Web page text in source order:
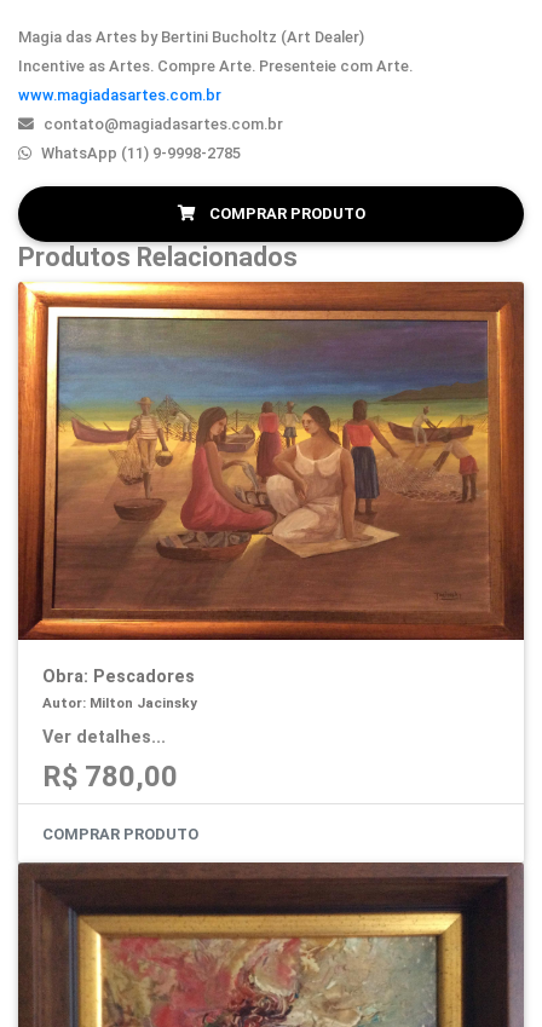
Magia das Artes by Bertini Bucholtz (Art Dealer)
Incentive as Artes. Compre Arte. Presenteie com Arte.
www.magiadasartes.com.br
contato@magiadasartes.com.br
WhatsApp (11) 9-9998-2785
COMPRAR PRODUTO
Produtos Relacionados
Obra: Pescadores
Autor: Milton Jacinsky
Ver detalhes...
R$ 780,00
COMPRAR PRODUTO